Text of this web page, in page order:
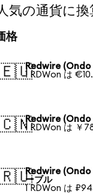
通貨に換
格
Redwire (Ondo
1 RDWon は
Redwire (Ondo
1 RDWon は ￥
Redwire (Ondo
ーブル
1 RDWon は